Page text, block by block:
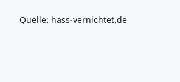
Quelle: hass-vernichtet.de